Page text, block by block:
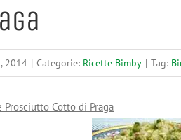
2014 | Categorie: Ricette Bimby | Tag:
Prosciutto Cotto di Praga